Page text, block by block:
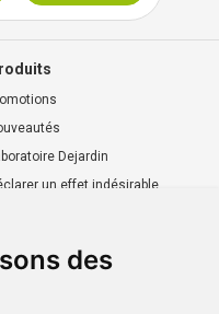
des
Dejardin
un effet indésirable